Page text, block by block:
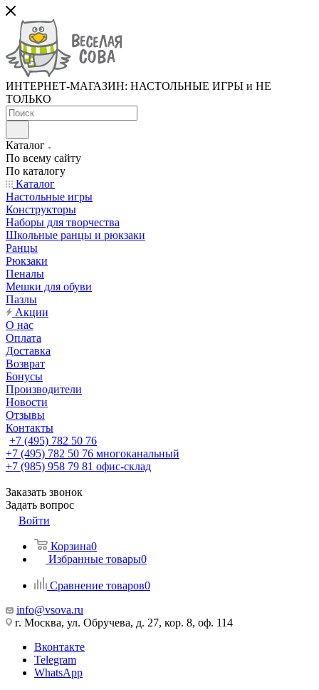
ИНТЕРНЕТ-МАГАЗИН: НАСТОЛЬНЫЕ ИГРЫ и НЕ
ТОЛЬКО
Каталог
По всему сайту
По каталогу
Каталог
Настольные игры
Конструкторы
Наборы для творчества
Школьные ранцы и рюкзаки
Ранцы
Рюкзаки
Пеналы
Мешки для обуви
Пазлы
Акции
О нас
Оплата
Доставка
Возврат
Бонусы
Производители
Новости
Отзывы
Контакты
+7 (495) 782 50 76
+7 (495) 782 50 76 многоканальный
+7 (985) 958 79 81 офис-склад
Заказать звонок
Задать вопрос
Войти
Корзина0
Избранные товары0
Сравнение товаров0
info@vsova.ru
г. Москва, ул. Обручева, д. 27, кор. 8, оф. 114
Вконтакте
Telegram
WhatsApp